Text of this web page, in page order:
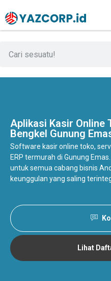
Aplikasi Kasir Online
Bengkel Gunung
Software kasir online toko,
ERP termurah di Gunung
untuk semua cabang bisnis
keunggulan yang saling
Lihat